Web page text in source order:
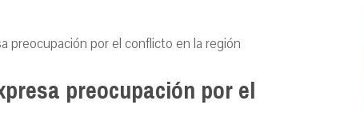
preocupación por el conflicto en la región
preocupación por el